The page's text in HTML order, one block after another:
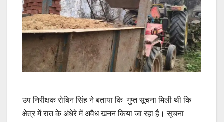
उप निरीक्षक रोबिन सिंह ने बताया कि गुप्त सूचना मिली थी कि
क्षेत्र में रात के अंधेरे में अवैध खनन किया जा रहा है। सूचना